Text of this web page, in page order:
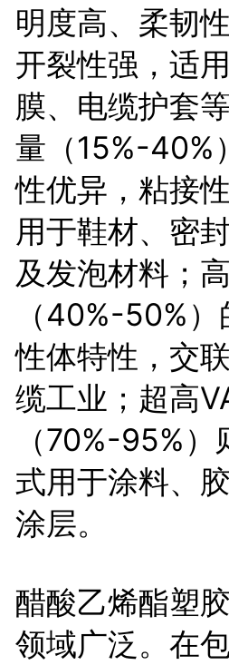
明度高、柔韧
开裂性强，适
膜、电缆护套
量（15%-40%
性优异，粘接
用于鞋材、密
及发泡材料；
（40%-50%
性体特性，交
缆工业；超高
（70%-95%
式用于涂料、
涂层。
醋酸乙烯酯塑
领域广泛。在